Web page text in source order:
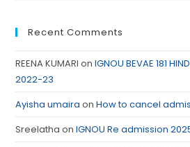
Recent Comments
REENA KUMARI onIGNOU BEVAE 181
2022-23
Ayisha umaira onHow to cancel
Sreelatha onIGNOU Re admission